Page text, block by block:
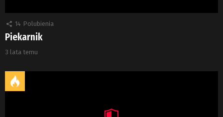
14 Polubienia
Piekarnik
3 lata temu